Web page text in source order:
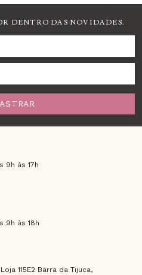
DENTRO DAS NOVIDADES.
9h às 17h
9h às 18h
115E2 Barra da Tijuca,